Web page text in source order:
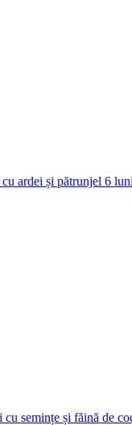
ardei și pătrunjel 6 luni
cu semințe și făină de